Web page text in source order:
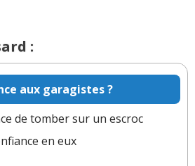
:
aux garagistes ?
de tomber sur un escroc
en eux